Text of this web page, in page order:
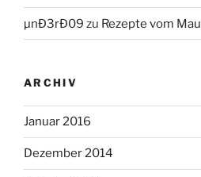
µnÐ3rÐ09 zu Rezepte vom
ARCHIV
Januar 2016
Dezember 2014